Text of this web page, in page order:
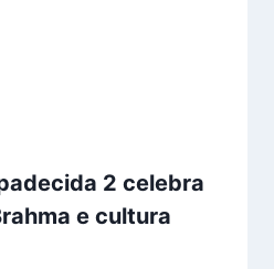
2 celebra
e cultura